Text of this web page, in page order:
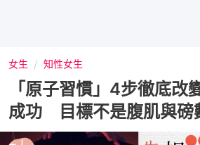
女生 知性女生
「原子習慣」4步徹底改
成功 目標不是腹肌與磅